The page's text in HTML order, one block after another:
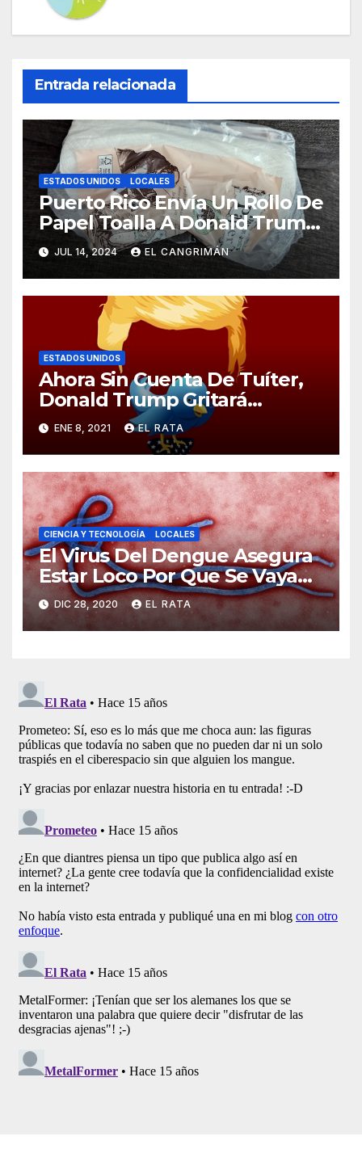
Entrada relacionada
ESTADOS UNIDOS LOCALES
Puerto Rico Envía Un Rollo De
Papel Toalla A Donald Trump
Pa’ Que Use Las Hojas De
Curita
JUL 14, 2024 EL CANGRIMÁN
ESTADOS UNIDOS
Ahora Sin Cuenta De Tuíter,
Donald Trump Gritará
Barrabasadas Desde Una
Tumbacocos
ENE 8, 2021 EL RATA
CIENCIA Y TECNOLOGÍA LOCALES
El Virus Del Dengue Asegura
Estar Loco Por Que Se Vaya
Su Primo Vividor, El COVID-19
DIC 28, 2020 EL RATA